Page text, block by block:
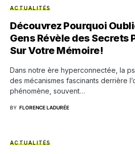
ACTUALITÉS
Découvrez Pourquoi
Gens Révèle des Secrets
Sur Votre Mémoire!
Dans notre ère hyperconnectée, la
des mécanismes fascinants derrière
phénomène, souvent…
BY FLORENCE LADURÉE
ACTUALITÉS